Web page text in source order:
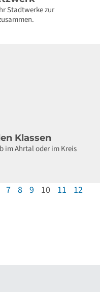
Stadtwerke zur
Klassen
im Ahrtal oder im Kreis
7 8 9 10 11
12